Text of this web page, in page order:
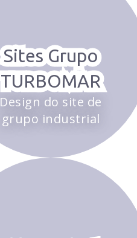
Sites Grupo
TURBOMAR
Design do site de
grupo industrial